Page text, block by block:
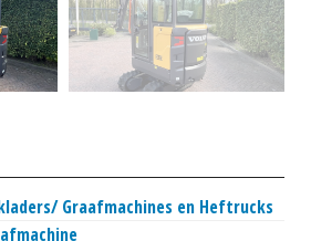
Graafmachines en Heftrucks